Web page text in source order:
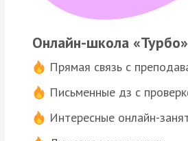
Онлайн-школа «Турбо»
Прямая связь с
Письменные дз с
Интересные онлайн-